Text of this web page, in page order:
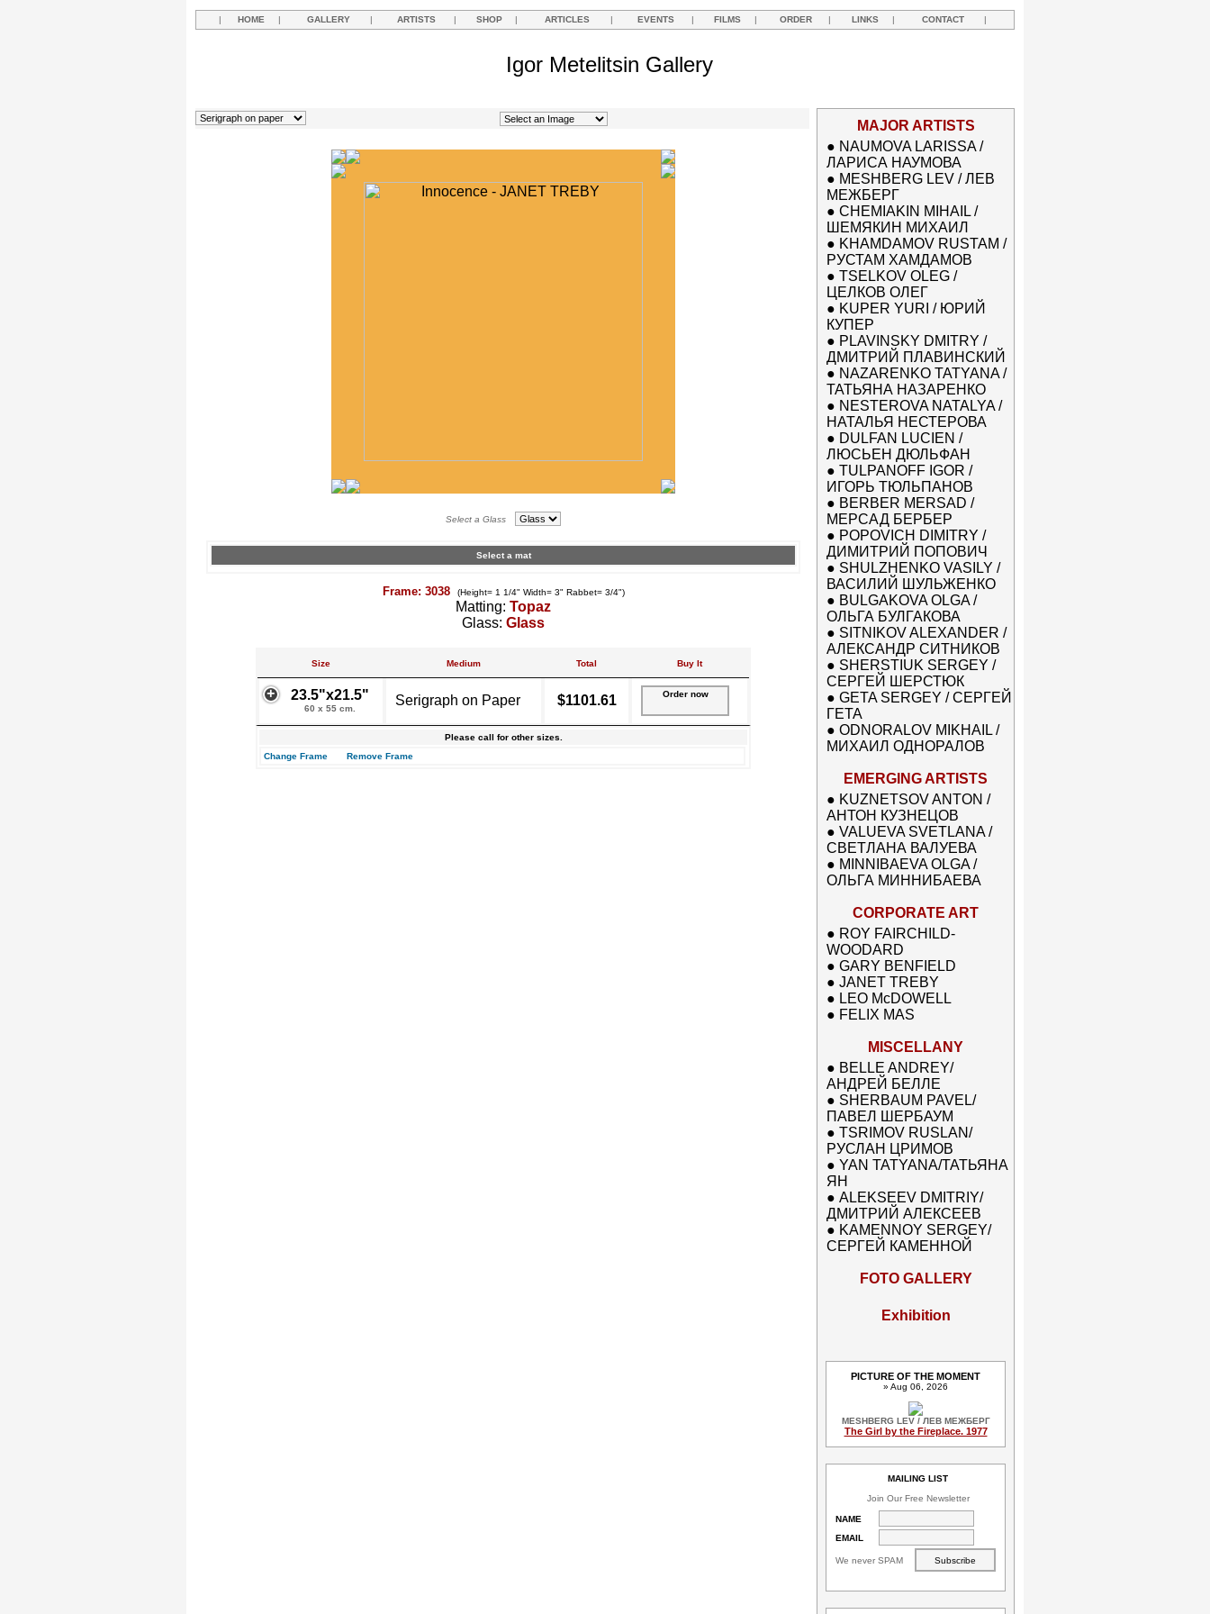
| HOME | GALLERY | ARTISTS | SHOP | ARTICLES | EVENTS | FILMS | ORDER | LINKS | CONTACT |
Igor Metelitsin Gallery
Select a Glass
Select a mat
Frame: 3038 (Height= 1 1/4" Width= 3" Rabbet= 3/4")
Matting: Topaz
Glass: Glass
Size Medium Total Buy It
23.5"x21.5"
60 x 55 cm.
Serigraph on Paper $1101.61 Order now
Please call for other sizes.
Change Frame
Remove Frame
MAJOR ARTISTS
● NAUMOVA LARISSA /
ЛАРИСА НАУМОВА
● MESHBERG LEV / ЛЕВ
МЕЖБЕРГ
● CHEMIAKIN MIHAIL /
ШЕМЯКИН МИХАИЛ
● KHAMDAMOV RUSTAM /
РУСТАМ ХАМДАМОВ
● TSELKOV OLEG /
ЦЕЛКОВ ОЛЕГ
● KUPER YURI / ЮРИЙ
КУПЕР
● PLAVINSKY DMITRY /
ДМИТРИЙ ПЛАВИНСКИЙ
● NAZARENKO TATYANA /
ТАТЬЯНА НАЗАРЕНКО
● NESTEROVA NATALYA /
НАТАЛЬЯ НЕСТЕРОВА
● DULFAN LUCIEN /
ЛЮСЬЕН ДЮЛЬФАН
● TULPANOFF IGOR /
ИГОРЬ ТЮЛЬПАНОВ
● BERBER MERSAD /
МЕРСАД БЕРБЕР
● POPOVICH DIMITRY /
ДИМИТРИЙ ПОПОВИЧ
● SHULZHENKO VASILY /
ВАСИЛИЙ ШУЛЬЖЕНКО
● BULGAKOVA OLGA /
ОЛЬГА БУЛГАКОВА
● SITNIKOV ALEXANDER /
АЛЕКСАНДР СИТНИКОВ
● SHERSTIUK SERGEY /
СЕРГЕЙ ШЕРСТЮК
● GETA SERGEY / СЕРГЕЙ
ГЕТА
● ODNORALOV MIKHAIL /
МИХАИЛ ОДНОРАЛОВ
EMERGING ARTISTS
● KUZNETSOV ANTON /
АНТОН КУЗНЕЦОВ
● VALUEVA SVETLANA /
СВЕТЛАНА ВАЛУЕВА
● MINNIBAEVA OLGA /
ОЛЬГА МИННИБАЕВА
CORPORATE ART
● ROY FAIRCHILD-
WOODARD
● GARY BENFIELD
● JANET TREBY
● LEO McDOWELL
● FELIX MAS
MISCELLANY
● BELLE ANDREY/
АНДРЕЙ БЕЛЛЕ
● SHERBAUM PAVEL/
ПАВЕЛ ШЕРБАУМ
● TSRIMOV RUSLAN/
РУСЛАН ЦРИМОВ
● YAN TATYANA/ТАТЬЯНА
ЯН
● ALEKSEEV DMITRIY/
ДМИТРИЙ АЛЕКСЕЕВ
● KAMENNOY SERGEY/
СЕРГЕЙ КАМЕННОЙ
FOTO GALLERY
Exhibition
PICTURE OF THE MOMENT
» Aug 06, 2026
MESHBERG LEV / ЛЕВ МЕЖБЕРГ
The Girl by the Fireplace. 1977
MAILING LIST
Join Our Free Newsletter
NAME
EMAIL
We never SPAM